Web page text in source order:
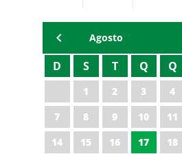
Agosto
D S T Q Q
1 2 3 4
7
8 9 10 11
14
15 16 17 18